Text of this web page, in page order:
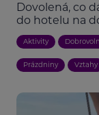
Dovolená, co
do hotelu na
Aktivity
Prázdniny Vztahy